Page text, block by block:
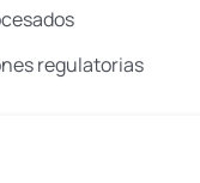
regulatorias